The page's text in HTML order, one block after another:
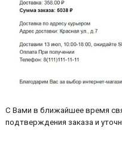
С Вами в ближайшее время
подтверждения заказа и